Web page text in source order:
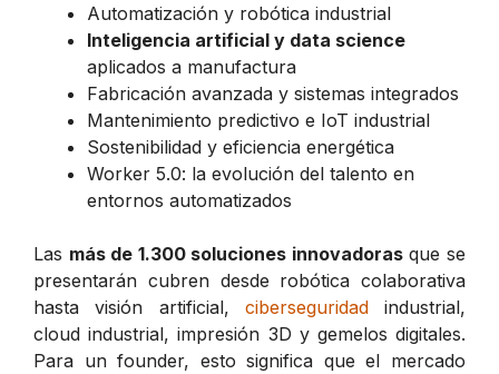
Automatización y robótica industrial
Inteligencia artificial y data science
aplicados a manufactura
Fabricación avanzada y sistemas integrados
Mantenimiento predictivo e IoT industrial
Sostenibilidad y eficiencia energética
Worker 5.0: la evolución del talento en
entornos automatizados
Las más de 1.300 soluciones innovadorasque se
presentarán cubren desde robótica colaborativa
hasta visión artificial, ciberseguridadindustrial,
cloud industrial, impresión 3D y gemelos digitales.
Para un founder, esto significa que el mercado